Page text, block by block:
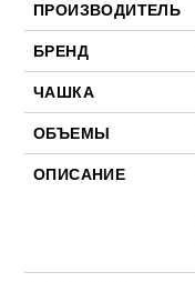
ПРОИЗВОДИТЕЛЬ
БРЕНД
ЧАШКА
ОБЪЕМЫ
ОПИСАНИЕ